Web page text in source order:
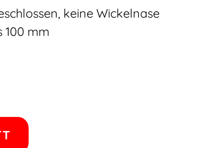
keine Wickelnase
100 mm